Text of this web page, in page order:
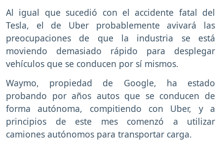
Al igual que sucedió con el accidente fatal del
Tesla, el de Uber probablemente avivará las
preocupaciones de que la industria se está
moviendo demasiado rápido para desplegar
vehículos que se conducen por sí mismos.
Waymo, propiedad de Google, ha estado
probando por años autos que se conducen de
forma autónoma, compitiendo con Uber, y a
principios de este mes comenzó a utilizar
camiones autónomos para transportar carga.